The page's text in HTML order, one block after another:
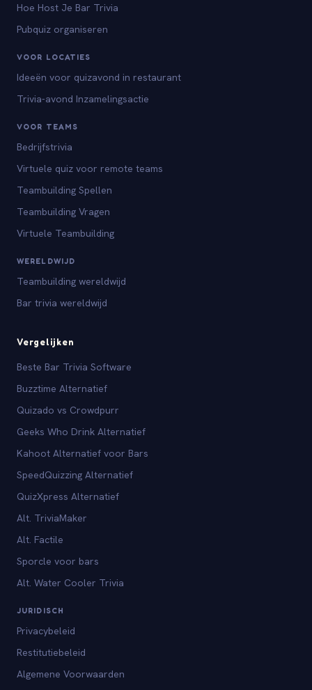
Hoe Host Je Bar Trivia
Pubquiz organiseren
VOOR LOCATIES
Ideeën voor quizavond in restaurant
Trivia-avond Inzamelingsactie
VOOR TEAMS
Bedrijfstrivia
Virtuele quiz voor remote teams
Teambuilding Spellen
Teambuilding Vragen
Virtuele Teambuilding
WERELDWIJD
Teambuilding wereldwijd
Bar trivia wereldwijd
Vergelijken
Beste Bar Trivia Software
Buzztime Alternatief
Quizado vs Crowdpurr
Geeks Who Drink Alternatief
Kahoot Alternatief voor Bars
SpeedQuizzing Alternatief
QuizXpress Alternatief
Alt. TriviaMaker
Alt. Factile
Sporcle voor bars
Alt. Water Cooler Trivia
JURIDISCH
Privacybeleid
Restitutiebeleid
Algemene Voorwaarden